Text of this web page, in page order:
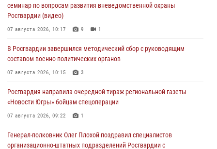
семинар по вопросам развития вневедомственной охраны
Росгвардии (видео)
07 августа 2026, 10:17 9 1
В Росгвардии завершился методический сбор с руководящим
составом военно-политических органов
07 августа 2026, 10:15 3
Росгвардия направила очередной тираж региональной газеты
«Новости Югры» бойцам спецоперации
07 августа 2026, 09:22 1
Генерал-полковник Олег Плохой поздравил специалистов
организационно-штатных подразделений Росгвардии с